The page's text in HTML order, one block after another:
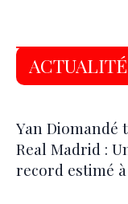
Yan Diomandé
Real Madrid :
record estimé